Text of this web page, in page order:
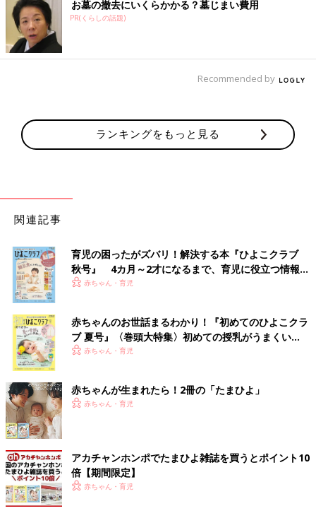
お墓の撤去にいくらかかる？墓じまい費用
PR(くらしの話題)
Recommended by
ランキングをもっと見る
関連記事
育児の困ったがズバリ！解決する本『ひよこクラブ
秋号』 4カ月～2才になるまで、育児に役立つ情報が
いっぱい！
赤ちゃん・育児
赤ちゃんのお世話まるわかり！『初めてのひよこクラ
ブ 夏号』〈巻頭大特集〉初めての授乳がうまくい
く！ おっぱい・ミルクの基本と夏のトラブル 解決テ
赤ちゃん・育児
赤ちゃんが生まれたら！2冊の「たまひよ」
赤ちゃん・育児
アカチャンホンポでたまひよ雑誌を買うとポイント10
倍【期間限定】
赤ちゃん・育児